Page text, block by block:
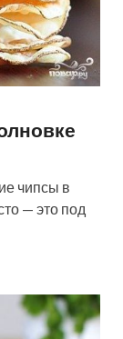
чипсы в
— это под